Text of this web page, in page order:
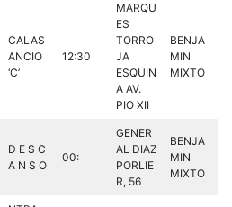
CALAS
ANCIO
‘C’
12:30
MARQU
ES
TORRO
JA
ESQUIN
A AV.
PIO XII
BENJA
MIN
MIXTO
D E S C
A N S O
00:
GENER
AL DIAZ
PORLIE
R, 56
BENJA
MIN
MIXTO